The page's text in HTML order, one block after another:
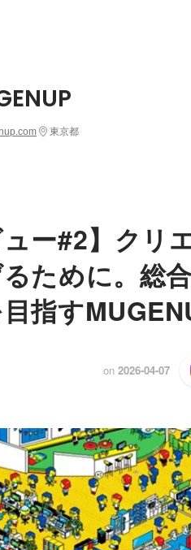
東京都
ュー#2】クリ
ために。総
指す
on 2026-04-07